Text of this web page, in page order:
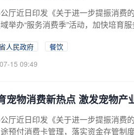
厅近日印发《关于进一步提振消费
举办“服务消费季”活动，加快培育
人民政府
餐饮
07-15 09:49
宠物消费新热点 激发宠物产
厅近日印发《关于进一步提振消费
预付消费卡管理，落实资金存管制